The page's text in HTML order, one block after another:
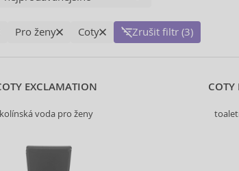
Pro ženy Coty Zrušit filtr (3)
EXCLAMATION
kolínská voda pro ženy
COTY